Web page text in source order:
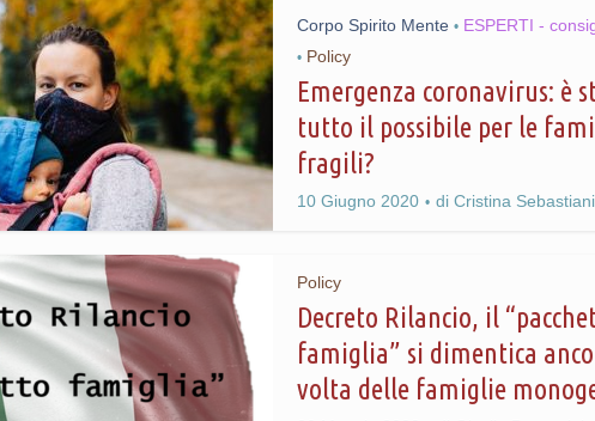
Corpo Spirito Mente • ESPERTI -
• Policy
Emergenza coronavirus: è
tutto il possibile per le
fragili?
10 Giugno 2020 di Cristina Sebastiani
Policy
Decreto Rilancio, il
famiglia” si dimentica
volta delle famiglie